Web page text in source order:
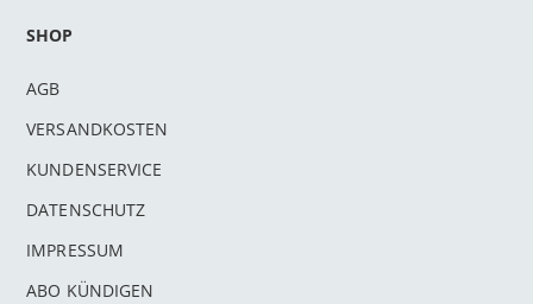
SHOP
AGB
VERSANDKOSTEN
KUNDENSERVICE
DATENSCHUTZ
IMPRESSUM
ABO KÜNDIGEN